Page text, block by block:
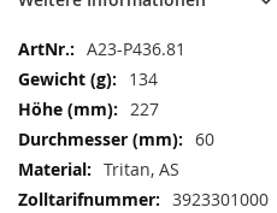
Weitere
Informationen
A23-P436.81
134
227
60
Tritan, AS
3923301000